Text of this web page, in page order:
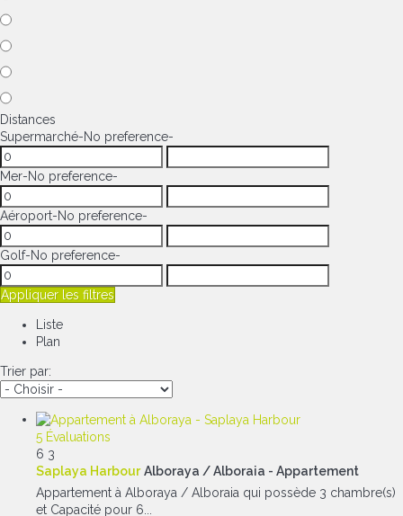
Distances
Supermarché-No preference-
Mer-No preference-
Aéroport-No preference-
Golf-No preference-
Appliquer les filtres
Liste
Plan
Trier par:
5 Évaluations
6 3
Saplaya Harbour Alboraya / Alboraia - Appartement
Appartement à Alboraya / Alboraia qui possède 3 chambre(s)
et Capacité pour 6...